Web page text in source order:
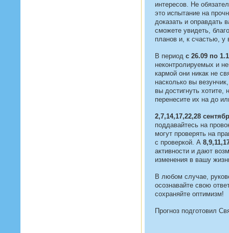
интересов. Не
это испытание на
доказать и оправдать
сможете увидеть,
планов и, к счастью, у
В период с 26.09 по
неконтролируемых и
кармой они никак не
насколько вы
вы достигнуть
перенесите их на до
2,7,14,17,22,28
поддавайтесь на
могут проверять на
с проверкой. А
активности и дают
изменения в вашу
В любом случае,
осознавайте свою
сохраняйте оптимизм!
Прогноз подготовил